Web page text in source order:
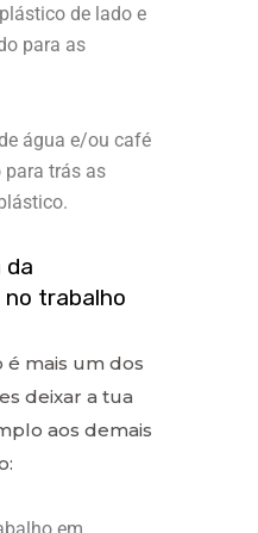
de lado e
para as
água e/ou café
para trás as
da
trabalho
mais um dos
deixar a tua
aos demais